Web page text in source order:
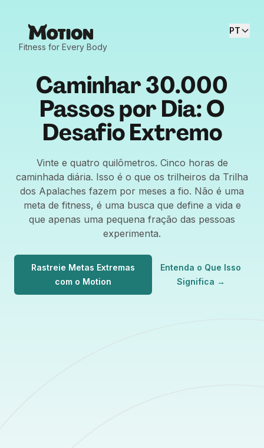
Fitness for Every Body
PT
Caminhar 30.000
Passos por Dia: O
Desafio Extremo
Vinte e quatro quilômetros. Cinco horas de
caminhada diária. Isso é o que os trilheiros da Trilha
dos Apalaches fazem por meses a fio. Não é uma
meta de fitness, é uma busca que define a vida e
que apenas uma pequena fração das pessoas
experimenta.
Rastreie Metas Extremas
com o Motion
Entenda o Que Isso
Significa →